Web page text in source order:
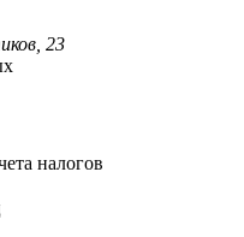
23
налогов